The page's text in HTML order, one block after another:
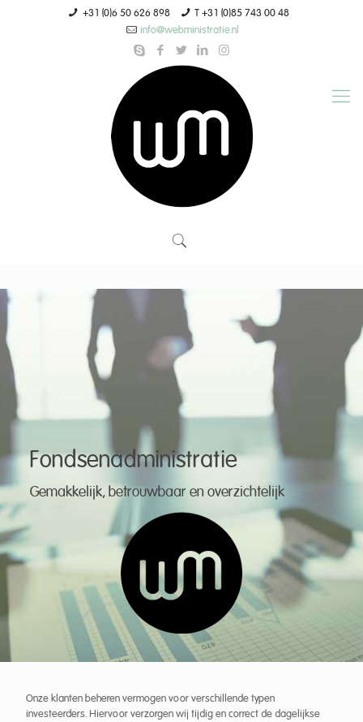
+31 (0)6 50 626 898
T +31 (0)85 743 00 48
info@webministratie.nl
Fondsenadministratie
Gemakkelijk, betrouwbaar en overzichtelijk
Onze klanten beheren vermogen voor verschillende typen
investeerders. Hiervoor verzorgen wij tijdig en correct de dagelijkse